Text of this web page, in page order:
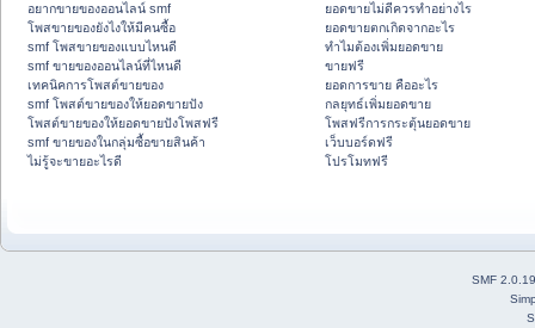
อยากขายของออนไลน์ smf
โพสขายของยังไงให้มีคนซื้อ
smf โพสขายของแบบไหนดี
smf ขายของออนไลน์ที่ไหนดี
เทคนิคการโพสต์ขายของ
smf โพสต์ขายของให้ยอดขายปัง
โพสต์ขายของให้ยอดขายปังโพสฟรี
smf ขายของในกลุ่มซื้อขายสินค้า
ไม่รู้จะขายอะไรดี
ยอดขายไม่ดีควรทำอย่างไร
ยอดขายตกเกิดจากอะไร
ทำไมต้องเพิ่มยอดขาย
ขายฟรี
ยอดการขาย คืออะไร
กลยุทธ์เพิ่มยอดขาย
โพสฟรีการกระตุ้นยอดขาย
เว็บบอร์ดฟรี
โปรโมทฟรี
SMF 2.0.19